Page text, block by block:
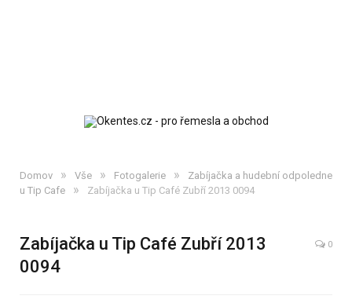
Domov » Vše » Fotogalerie »
Zabíjačka a hudební odpoledne
u Tip Cafe
» Zabíjačka u Tip Café Zubří 2013 0094
Zabíjačka u Tip Café Zubří 2013
0094
0